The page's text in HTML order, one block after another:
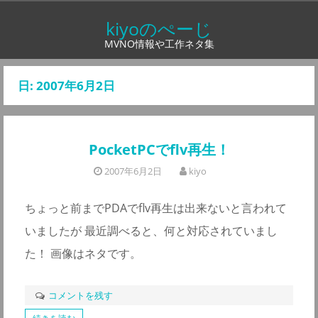
ン
へ
kiyoのぺーじ
MVNO情報や工作ネタ集
日: 2007年6月2日
PocketPCでflv再生！
2007年6月2日 kiyo
ちょっと前までPDAでflv再生は出来ないと言われて
いましたが 最近調べると、何と対応されていまし
た！ 画像はネタです。
コメントを残す